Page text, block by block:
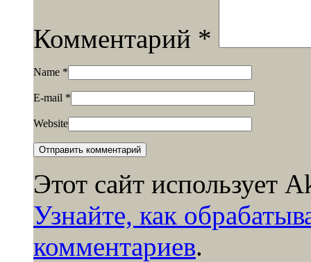
Комментарий *
Name *
E-mail *
Website
Этот сайт использует
Узнайте, как
комментариев.